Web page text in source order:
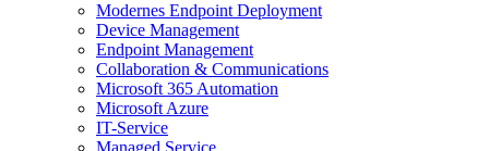
Modernes Endpoint Deployment
Device Management
Endpoint Management
Collaboration & Communications
Microsoft 365 Automation
Microsoft Azure
IT-Service
Managed Service